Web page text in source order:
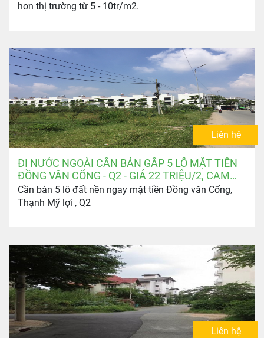
hơn thị trường từ 5 - 10tr/m2.
Liên hệ
ĐI NƯỚC NGOÀI CẦN BÁN GẤP 5 LÔ MẶT TIỀN
ĐỒNG VĂN CỐNG - Q2 - GIÁ 22 TRIỆU/2, CAM
KẾT MỀM NHẤT THỊ TRƯỜNG
Cần bán 5 lô đất nền ngay mặt tiền Đồng văn Cống,
Thạnh Mỹ lợi , Q2
Liên hệ